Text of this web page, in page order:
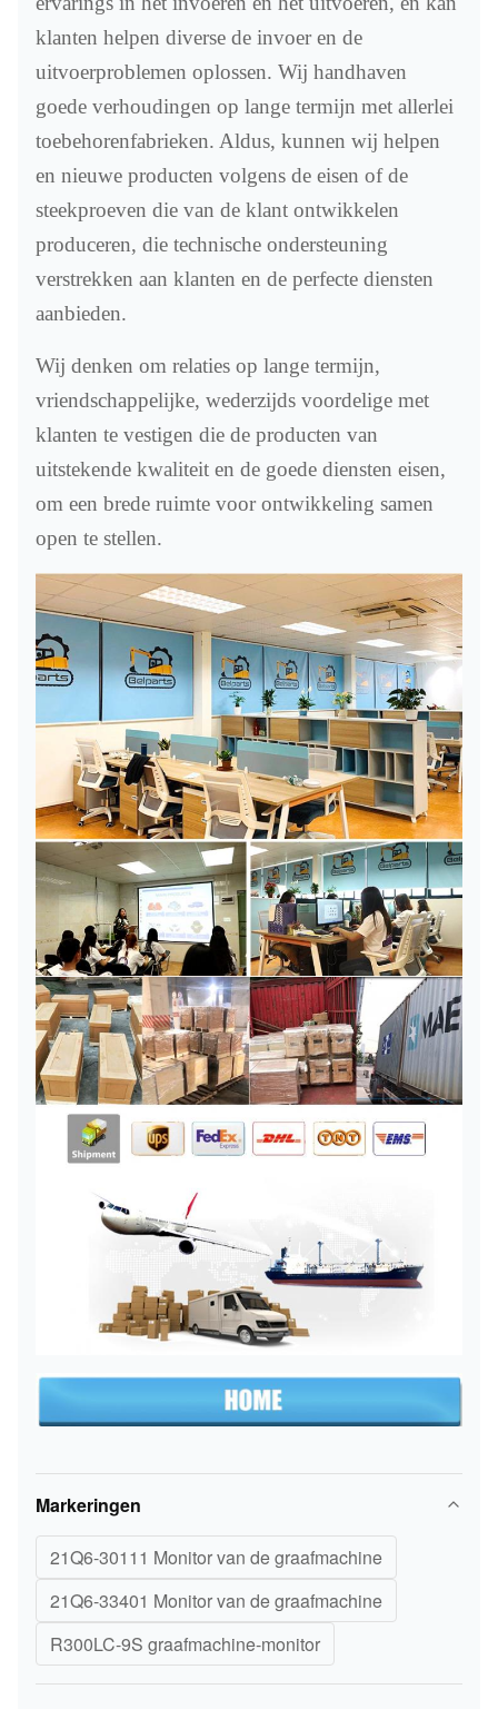
klanten helpen diverse de invoer en de
uitvoerproblemen oplossen. Wij handhaven
goede verhoudingen op lange termijn met allerlei
toebehorenfabrieken. Aldus, kunnen wij helpen
en nieuwe producten volgens de eisen of de
steekproeven die van de klant ontwikkelen
produceren, die technische ondersteuning
verstrekken aan klanten en de perfecte diensten
aanbieden.
Wij denken om relaties op lange termijn,
vriendschappelijke, wederzijds voordelige met
klanten te vestigen die de producten van
uitstekende kwaliteit en de goede diensten eisen,
om een brede ruimte voor ontwikkeling samen
open te stellen.
Markeringen
21Q6-30111 Monitor van de graafmachine
21Q6-33401 Monitor van de graafmachine
R300LC-9S graafmachine-monitor